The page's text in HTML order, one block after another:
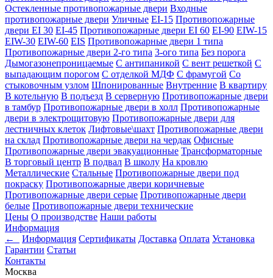
Остекленные противопожарные двери Входные
противопожарные двери Уличные EI-15 Противопожарные
двери EI 30 EI-45 Противопожарные двери EI 60 EI-90 EIW-15
EIW-30 EIW-60 EIS Противопожарные двери 1 типа
Противопожарные двери 2-го типа 3-ого типа Без порога
Дымогазонепроницаемые С антипаникой С вент решеткой С
выпадающим порогом С отделкой МДФ С фрамугой Со
стыковочным узлом Шпонированные Внутренние В квартиру
В котельную В подъезд В серверную Противопожарные двери
в тамбур Противопожарные двери в холл Противопожарные
двери в электрощитовую Противопожарные двери для
лестничных клеток Лифтовые\шахт Противопожарные двери
на склад Противопожарные двери на чердак Офисные
Противопожарные двери эвакуационные Трансформаторные
В торговый центр В подвал В школу На кровлю
Металлические Стальные Противопожарные двери под
покраску Противопожарные двери коричневые
Противопожарные двери серые Противопожарные двери
белые Противопожарные двери технические
Цены О производстве Наши работы
Информация
←
Информация Сертификаты Доставка Оплата Установка
Гарантии Статьи
Контакты
Москва